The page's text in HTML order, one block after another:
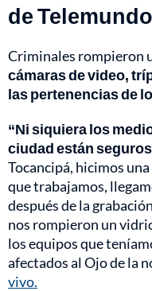
de
Criminales rompieron
cámaras de video,
las pertenencias de
“Ni siquiera los
ciudad están
Tocancipá, hicimos
que trabajamos,
después de la
nos rompieron un
los equipos que
afectados al Ojo de la
vivo.